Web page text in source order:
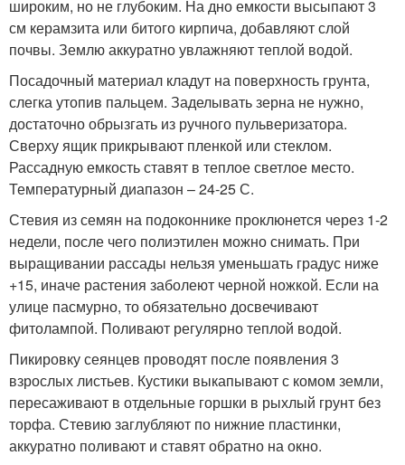
широким, но не глубоким. На дно емкости высыпают 3
см керамзита или битого кирпича, добавляют слой
почвы. Землю аккуратно увлажняют теплой водой.
Посадочный материал кладут на поверхность грунта,
слегка утопив пальцем. Заделывать зерна не нужно,
достаточно обрызгать из ручного пульверизатора.
Сверху ящик прикрывают пленкой или стеклом.
Рассадную емкость ставят в теплое светлое место.
Температурный диапазон – 24-25 С.
Стевия из семян на подоконнике проклюнется через 1-2
недели, после чего полиэтилен можно снимать. При
выращивании рассады нельзя уменьшать градус ниже
+15, иначе растения заболеют черной ножкой. Если на
улице пасмурно, то обязательно досвечивают
фитолампой. Поливают регулярно теплой водой.
Пикировку сеянцев проводят после появления 3
взрослых листьев. Кустики выкапывают с комом земли,
пересаживают в отдельные горшки в рыхлый грунт без
торфа. Стевию заглубляют по нижние пластинки,
аккуратно поливают и ставят обратно на окно.